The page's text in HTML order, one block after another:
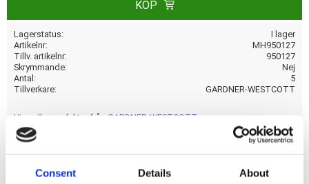
Consent Details About
KÖP
Lagerstatus
I lager
Artikelnr
MH950127
Tillv. artikelnr
950127
Skrymmande
Nej
Antal
5
Tillverkare
GARDNER-WESTCOTT
Visa alla produkter från GARDNER-WESTCOTT
1/4-24 X 1 3/8